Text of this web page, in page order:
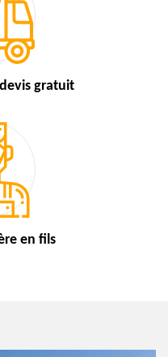
gratuit
en fils